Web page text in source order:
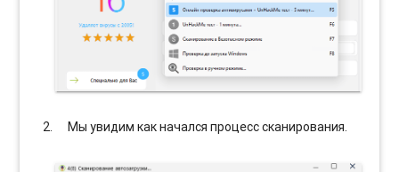
Мы увидим как начался процесс сканирования.